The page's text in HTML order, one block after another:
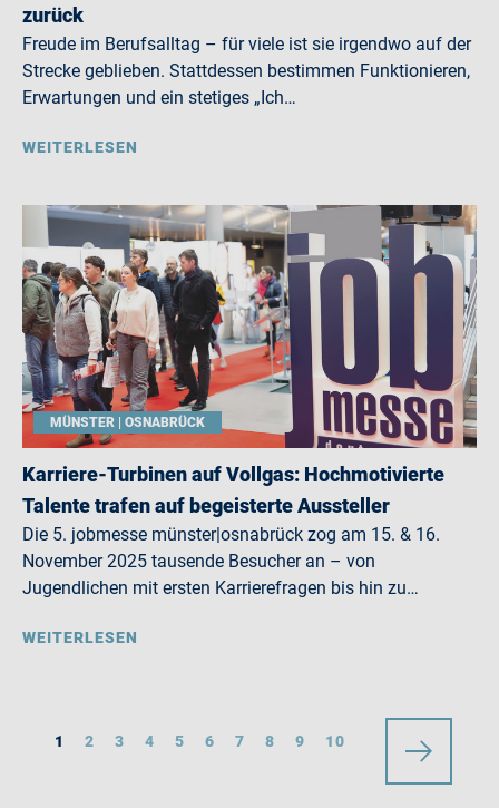
zurück
Freude im Berufsalltag – für viele ist sie irgendwo auf der
Strecke geblieben. Stattdessen bestimmen Funktionieren,
Erwartungen und ein stetiges „Ich…
WEITERLESEN
MÜNSTER | OSNABRÜCK
Karriere-Turbinen auf Vollgas: Hochmotivierte
Talente trafen auf begeisterte Aussteller
Die 5. jobmesse münster|osnabrück zog am 15. & 16.
November 2025 tausende Besucher an – von
Jugendlichen mit ersten Karrierefragen bis hin zu…
WEITERLESEN
1 2 3 4 5 6 7 8 9 10